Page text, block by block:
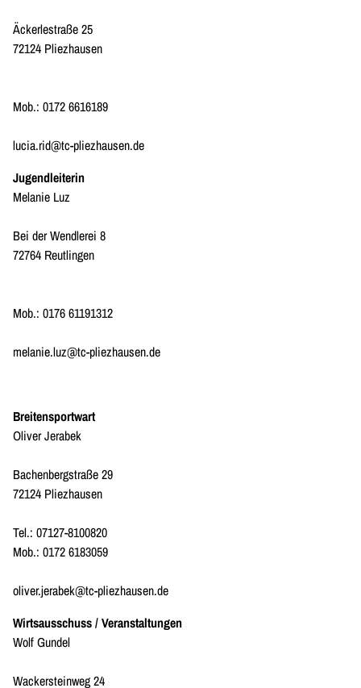
Äckerlestraße 25
72124 Pliezhausen
Mob.: 0172 6616189
lucia.rid@tc-pliezhausen.de
Jugendleiterin
Melanie Luz
Bei der Wendlerei 8
72764 Reutlingen
Mob.: 0176 61191312
melanie.luz@tc-pliezhausen.de
Breitensportwart
Oliver Jerabek
Bachenbergstraße 29
72124 Pliezhausen
Tel.: 07127-8100820
Mob.: 0172 6183059
oliver.jerabek@tc-pliezhausen.de
Wirtsausschuss / Veranstaltungen
Wolf Gundel
Wackersteinweg 24